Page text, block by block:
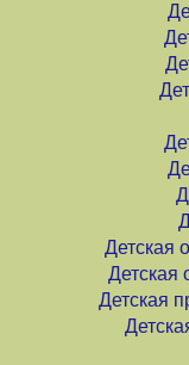
Детская
Детская
Детская